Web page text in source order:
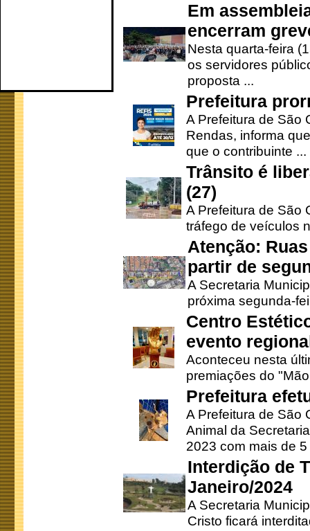
Em
encerram
Nesta quarta-feira
os servidores
proposta ...
Prefeitura
A Prefeitura de São
Rendas, informa
que o contribuinte ...
Trânsito é
(27)
A Prefeitura de São
tráfego de veículos
Atenção:
partir de
A Secretaria
próxima segunda-
Centro
evento
Aconteceu nesta
premiações do
Prefeitura
A Prefeitura de São
Animal da
2023 com mais de 5
Interdição de
Janeiro/2024
A Secretaria
Cristo ficará